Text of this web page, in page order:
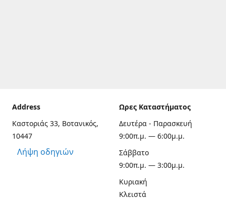
Address
Καστοριάς 33, Βοτανικός,
10447
Λήψη οδηγιών
Ωρες Καταστήματος
Δευτέρα - Παρασκευή
9:00π.μ. — 6:00μ.μ.
Σάββατο
9:00π.μ. — 3:00μ.μ.
Κυριακή
Κλειστά